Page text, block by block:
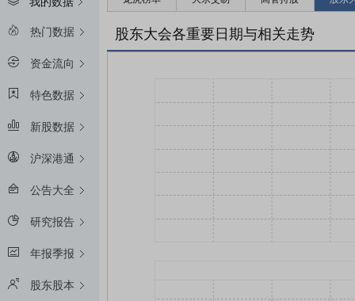
热门数据
资金流向
特色数据
新股数据
沪深港通
公告大全
研究报告
年报季报
股东股本
股东大会各重要日期与相关走势